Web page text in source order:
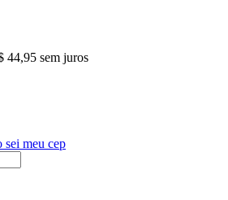
44,95 sem juros
sei meu cep